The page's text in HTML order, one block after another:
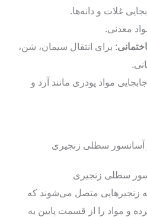
غلات و دانه‌ها.
معدنی.
: برای انتقال سیمان، شن،
مواد پودری مانند آرد و
سطلی زنجیری
زنجیرهایی متصل می‌شوند که
و مواد را از قسمت پایین به